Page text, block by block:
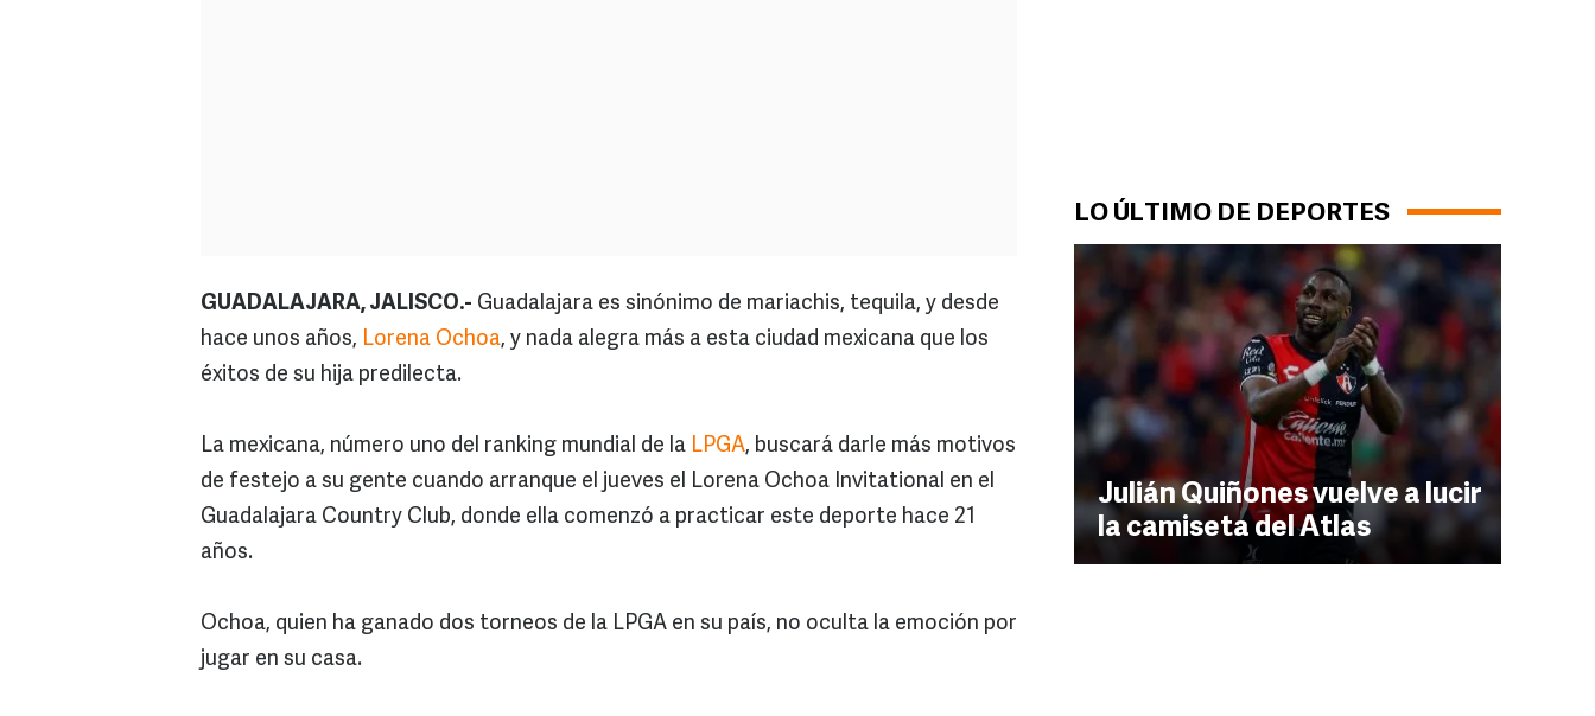
LO ÚLTIMO DE DEPORTES
Julián Quiñones vuelve a lucir
la camiseta del Atlas
GUADALAJARA, JALISCO.- Guadalajara es sinónimo de mariachis, tequila, y desde
hace unos años, Lorena Ochoa, y nada alegra más a esta ciudad mexicana que los
éxitos de su hija predilecta.
La mexicana, número uno del ranking mundial de la LPGA, buscará darle más motivos
de festejo a su gente cuando arranque el jueves el Lorena Ochoa Invitational en el
Guadalajara Country Club, donde ella comenzó a practicar este deporte hace 21
años.
Ochoa, quien ha ganado dos torneos de la LPGA en su país, no oculta la emoción por
jugar en su casa.